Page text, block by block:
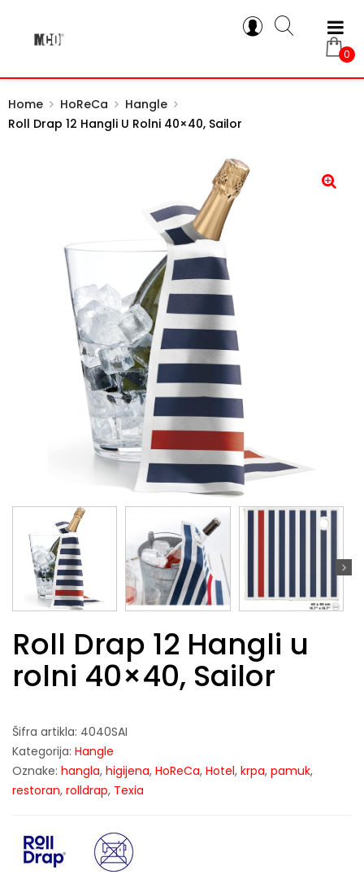
0
Home HoReCa
Hangle
Roll Drap 12 Hangli U Rolni 40×40, Sailor
Roll Drap 12 Hangli u
rolni 40×40, Sailor
Šifra artikla: 4040SAI
Kategorija: Hangle
Oznake: hangla, higijena, HoReCa, Hotel, krpa, pamuk,
restoran, rolldrap, Texia